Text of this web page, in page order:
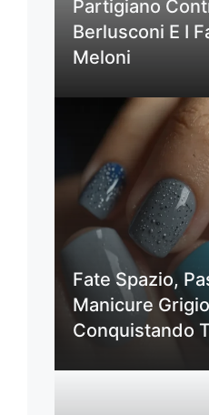
Partigiano
Berlusconi E I
Meloni
Fate Spazio,
Manicure
Conquistando